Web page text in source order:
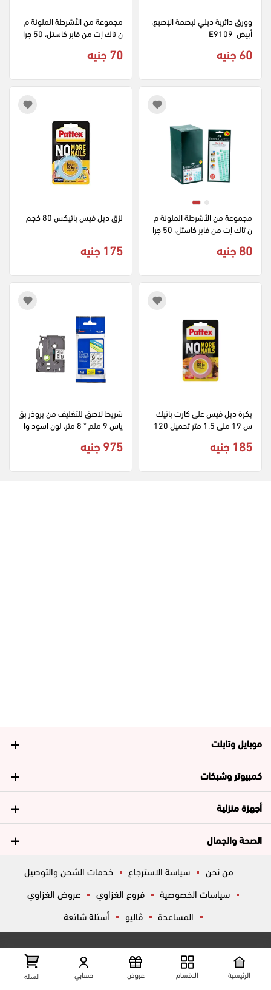
أبيض  E9109
60 جنيه
مجموعة من الأشرطة الملونة م
ن تاك إت من فابر كاستل، 50 جرا
70 جنيه
مجموعة من الأشرطة الملونة م
ن تاك إت من فابر كاستل، 50 جرا
80 جنيه
لزق دبل فيس باتيكس 80 كجم
175 جنيه
بكرة دبل فيس على كارت باتيك
185 جنيه
شريط لاصق للتغليف من بروذر بق
ياس 9 ملم * 8 متر، لون اسود وا
975 جنيه
موبايل وتابلت
كمبيوتر وشبكات
أجهزة منزلية
الصحة والجمال
من نحن سياسة الاسترجاع
خدمات الشحن والتوصيل
سياسات الخصوصية
فروع الغزاوي
عروض الغزاوي
المساعدة
ڤاليو أسئلة شائعة
تواصل معانا
شارع المكاتب, الزقازيق , الشرقية, مصر عرض علي الخريطه
الرئيسية الاقسام عروض حسابي السله